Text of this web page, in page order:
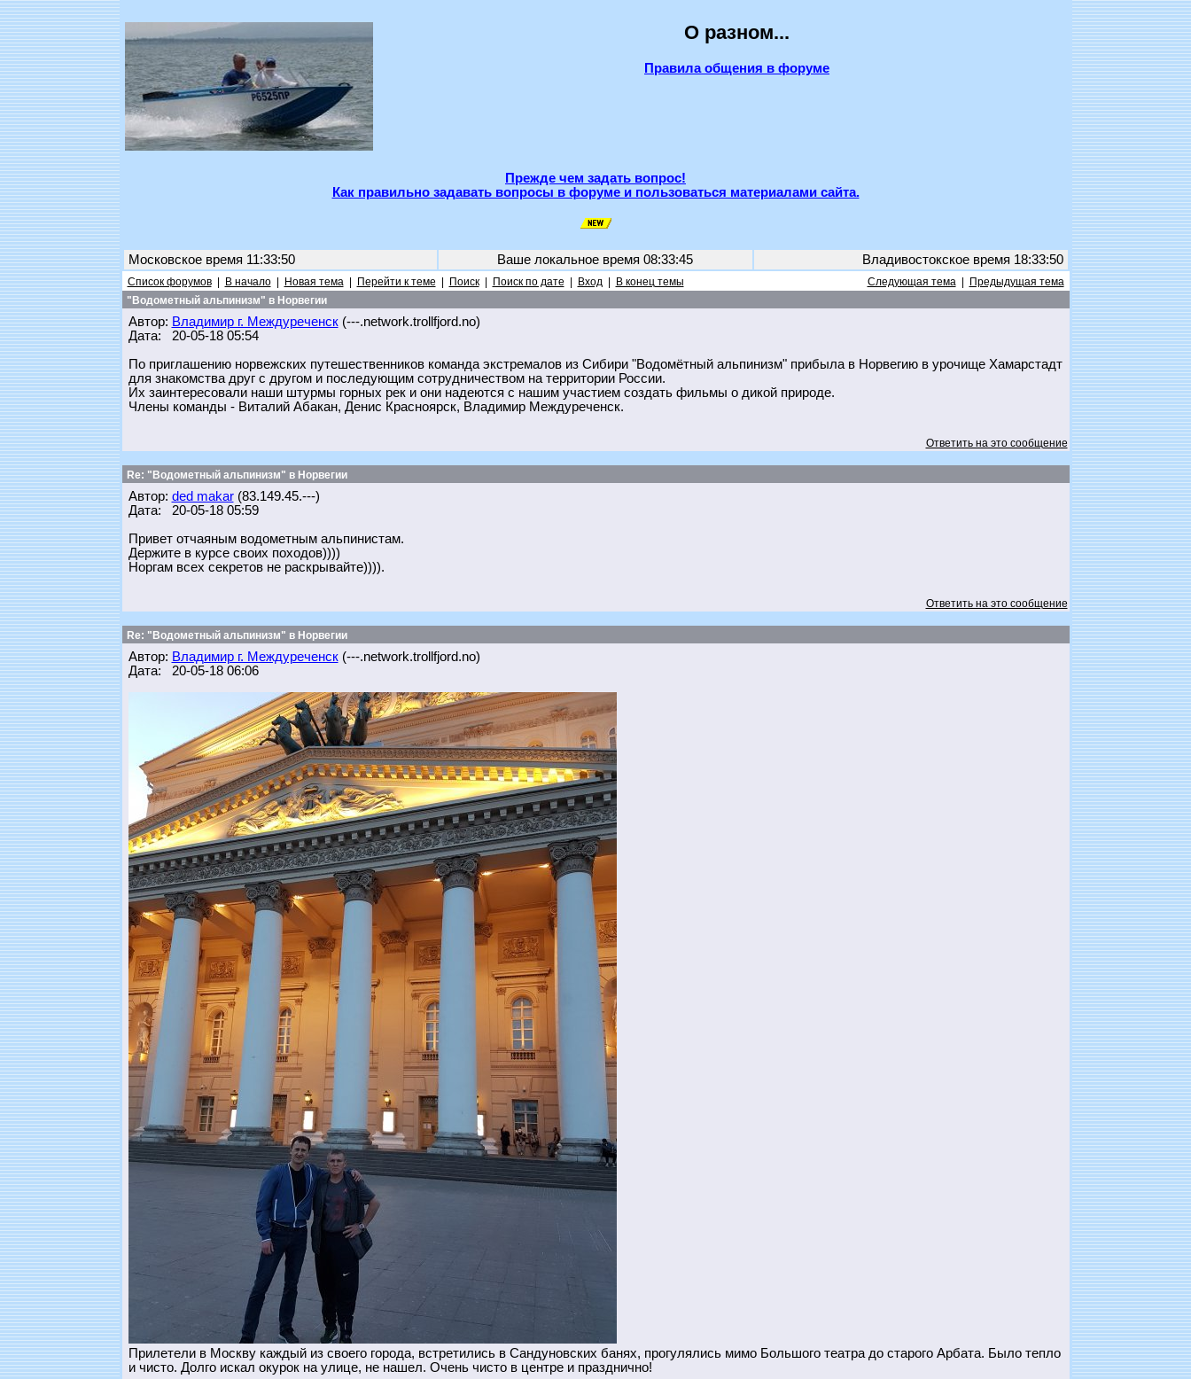
О разном...
Правила общения в форуме
Прежде чем задать вопрос!
Как правильно задавать вопросы в форуме и пользоваться материалами сайта.
Московское время 11:33:50 Ваше локальное время 08:33:45 Владивостокское время 18:33:50
Список форумов| В начало| Новая тема| Перейти к теме Поиск| Поиск по дате Вход| В конец темы Следующая тема|
Предыдущая тема
"Водометный альпинизм" в Норвегии
Автор: Владимир г. Междуреченск(---.network.trollfjord.no)
Дата: 20-05-18 05:54
По приглашению норвежских путешественников команда экстремалов из Сибири "Водомётный альпинизм" прибыла в Норвегию в урочище Хамарстадт
для знакомства друг с другом и последующим сотрудничеством на территории России.
Их заинтересовали наши штурмы горных рек и они надеются с нашим участием создать фильмы о дикой природе.
Члены команды - Виталий Абакан, Денис Красноярск, Владимир Междуреченск.
Ответить на это сообщение
Re: "Водометный альпинизм" в Норвегии
Автор: ded makar(83.149.45.---)
Дата: 20-05-18 05:59
Привет отчаяным водометным альпинистам.
Держите в курсе своих походов))))
Норгам всех секретов не раскрывайте)))).
Ответить на это сообщение
Re: "Водометный альпинизм" в Норвегии
Автор: Владимир г. Междуреченск(---.network.trollfjord.no)
Дата: 20-05-18 06:06
Прилетели в Москву каждый из своего города, встретились в Сандуновских банях, прогулялись мимо Большого театра до старого Арбата. Было тепло
и чисто. Долго искал окурок на улице, не нашел. Очень чисто в центре и празднично!